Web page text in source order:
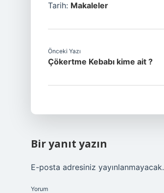
Tarih: Makaleler
Önceki Yazı
Çökertme Kebabı kime ait ?
Bir yanıt yazın
E-posta adresiniz yayınlanmayacak.
Yorum